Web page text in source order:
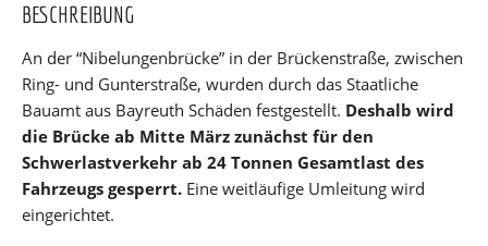
BESCHREIBUNG
An der “Nibelungenbrücke” in der Brückenstraße, zwischen
Ring- und Gunterstraße, wurden durch das Staatliche
Bauamt aus Bayreuth Schäden festgestellt. Deshalb wird
die Brücke ab Mitte März zunächst für den
Schwerlastverkehr ab 24 Tonnen Gesamtlast des
Fahrzeugs gesperrt. Eine weitläufige Umleitung wird
eingerichtet.